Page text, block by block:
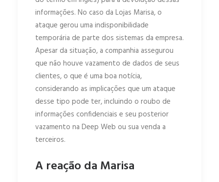
informações. No caso da Lojas Marisa, o
ataque gerou uma indisponibilidade
temporária de parte dos sistemas da empresa.
Apesar da situação, a companhia assegurou
que não houve vazamento de dados de seus
clientes, o que é uma boa notícia,
considerando as implicações que um ataque
desse tipo pode ter, incluindo o roubo de
informações confidenciais e seu posterior
vazamento na Deep Web ou sua venda a
terceiros.
A reação da Marisa